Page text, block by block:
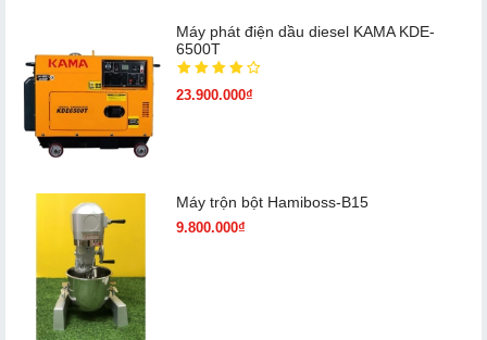
Máy phát điện dầu diesel KAMA KDE-
6500T
23.900.000₫
Máy trộn bột Hamiboss-B15
9.800.000₫